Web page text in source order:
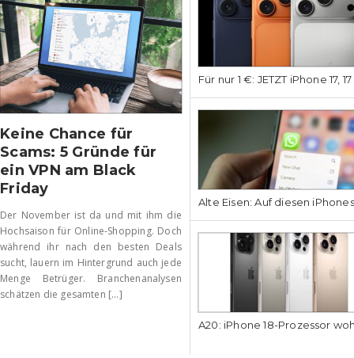
Keine Chance für
Scams: 5 Gründe für
ein VPN am Black
Friday
Der November ist da und mit ihm die
Hochsaison für Online-Shopping. Doch
während ihr nach den besten Deals
sucht, lauern im Hintergrund auch jede
Menge Betrüger. Branchenanalysen
schätzen die gesamten [...]
Für nur 1 €: JETZT iPhone 17,
Alte Eisen: Auf diesen
A20: iPhone 18-Prozessor